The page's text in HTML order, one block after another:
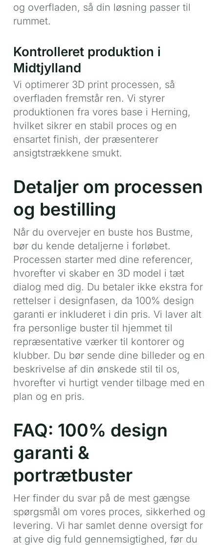
og overfladen, så din løsning passer til
rummet.
Kontrolleret produktion i
Midtjylland
Vi optimerer 3D print processen, så
overfladen fremstår ren. Vi styrer
produktionen fra vores base i Herning,
hvilket sikrer en stabil proces og en
ensartet finish, der præsenterer
ansigtstrækkene smukt.
Detaljer om processen
og bestilling
Når du overvejer en buste hos Bustme,
bør du kende detaljerne i forløbet.
Processen starter med dine referencer,
hvorefter vi skaber en 3D model i tæt
dialog med dig. Du betaler ikke ekstra for
rettelser i designfasen, da 100% design
garanti er inkluderet i din pris. Vi laver alt
fra personlige buster til hjemmet til
repræsentative værker til kontorer og
klubber. Du bør sende dine billeder og en
beskrivelse af din ønskede stil til os,
hvorefter vi hurtigt vender tilbage med en
plan og en pris.
FAQ: 100% design
garanti &
portrætbuster
Her finder du svar på de mest gængse
spørgsmål om vores proces, sikkerhed og
levering. Vi har samlet denne oversigt for
at give dig fuld gennemsigtighed, før du